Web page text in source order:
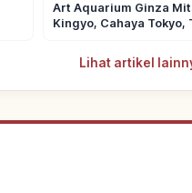
Art Aquarium Ginza
Kingyo, Cahaya Tokyo,
Lihat artikel